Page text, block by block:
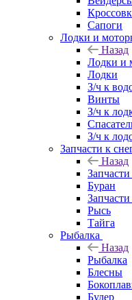
Сапоги
Лодки и
Назад
Лодки и
Лодки
З/ч к
Винты
З/ч к
З/ч к
Запчасти к
Назад
Буран
Рысь
Тайга
Рыбалка
Назад
Рыбалка
Блесны
Булер